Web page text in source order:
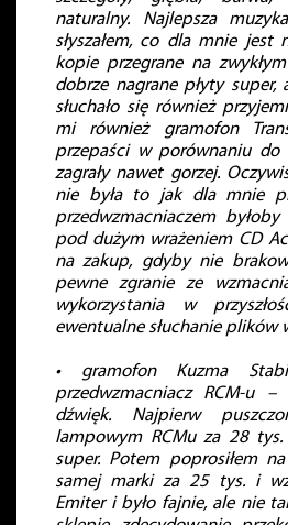
naturalny. Najlepsza
słyszałem, co dla mnie jest
kopie przegrane na
dobrze nagrane płyty super,
słuchało się również
mi również gramofon
przepaści w porównaniu
zagrały nawet gorzej.
nie była to jak dla mnie
przedwzmacniaczem
pod dużym wrażeniem CD
na zakup, gdyby nie
pewne zgranie ze
wykorzystania w
ewentualne słuchanie plików
• gramofon Kuzma
przedwzmacniacz RCM-u
dźwięk. Najpierw
lampowym RCMu za 28
super. Potem poprosiłem
samej marki za 25 tys. i
Emiter i było fajnie, ale nie